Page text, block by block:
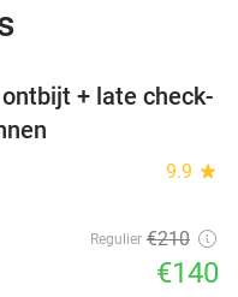
+ late check-
9.9 star
Regulier €210
€140